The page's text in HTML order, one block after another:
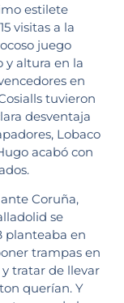
estilete
visitas a la
juego
y altura en la
en
tuvieron
desventaja
Lobaco
acabó con
Coruña,
se
planteaba en
trampas en
tratar de llevar
querían. Y